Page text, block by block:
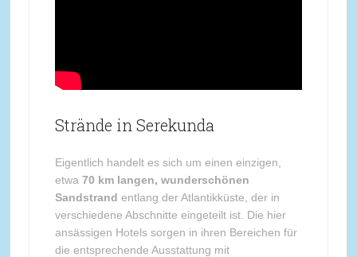
Strände in Serekunda
Eigentlich handelt es sich um einen einzigen,
etwa 70 km langen, wunderschönen
Sandstrand entlang der Atlantikküste, der in
verschiedene Abschnitte eingeteilt ist. Die hier
ansässigen Hotels sorgen in ihren Bereichen für
die entsprechende Ausstattung mit